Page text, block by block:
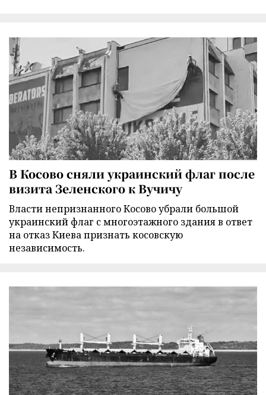
В Косово сняли украинский флаг после
визита Зеленского к Вучичу
Власти непризнанного Косово убрали большой
украинский флаг с многоэтажного здания в ответ
на отказ Киева признать косовскую
независимость.